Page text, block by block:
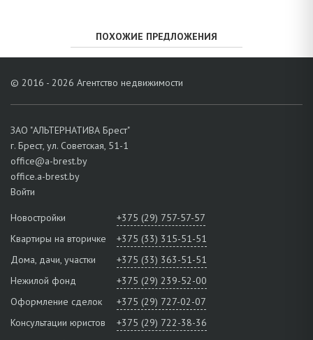
ПОХОЖИЕ ПРЕДЛОЖЕНИЯ
© 2016 - 2026 Агентство недвижимости
ЗАО "АЛЬТЕРНАТИВА Брест"
г. Брест, ул. Советская, 51-1
office@a-brest.by
office.a-brest.by
Войти
Новостройки
+375 (29) 757-57-57
Квартиры на вторичке
+375 (33) 315-51-51
Дома, дачи, участки
+375 (33) 363-51-51
Нежилой фонд
+375 (29) 239-52-00
Оформление сделок
+375 (29) 727-02-07
Консультации юристов
+375 (29) 722-38-36